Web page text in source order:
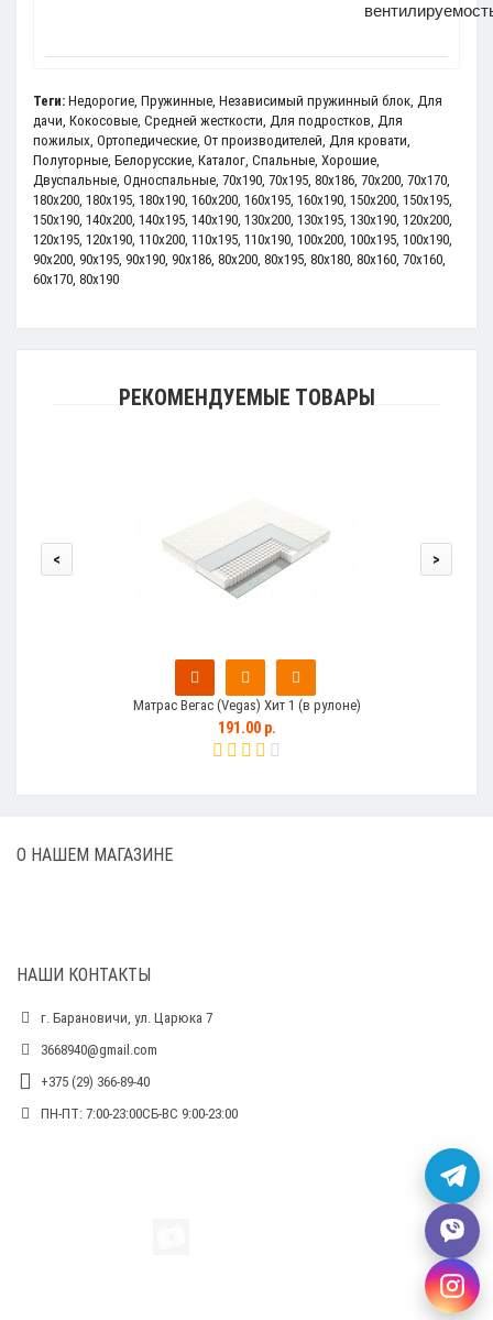
Теги: Недорогие, Пружинные, Независимый пружинный блок, Для
дачи, Кокосовые, Средней жесткости, Для подростков, Для
пожилых, Ортопедические, От производителей, Для кровати,
Полуторные, Белорусские, Каталог, Спальные, Хорошие,
Двуспальные, Односпальные, 70x190, 70x195, 80x186, 70x200, 70х170,
180x200, 180x195, 180x190, 160x200, 160x195, 160x190, 150x200, 150x195,
150x190, 140x200, 140x195, 140x190, 130x200, 130x195, 130x190, 120x200,
120x195, 120x190, 110x200, 110х195, 110х190, 100x200, 100x195, 100x190,
90x200, 90x195, 90x190, 90x186, 80x200, 80x195, 80x180, 80x160, 70x160,
60x170, 80x190
РЕКОМЕНДУЕМЫЕ ТОВАРЫ
Матрас Вегас (Vegas) Хит 1 (в рулоне)
191.00 р.
< >
О НАШЕМ МАГАЗИНЕ
НАШИ КОНТАКТЫ
г. Барановичи, ул. Царюка 7
3668940@gmail.com
+375 (29) 366-89-40
ПН-ПТ: 7:00-23:00СБ-ВС 9:00-23:00